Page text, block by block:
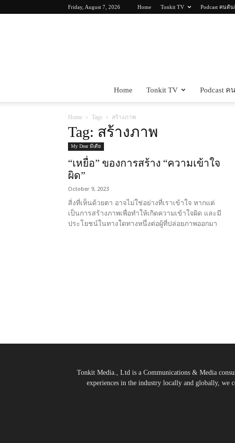
Friday, August 7, 2026 Home Tonkit TV Podcast คนต้
Home Tonkit TV Podcast
Home Tags สร้างภาพ
Tag: สร้างภาพ
My Dear มีเดีย
“เหยื่อ” ของการสร้าง “ความเข้าใจ
ผิด”
October 9, 2023
สิ่งที่เห็นด้วยตา อาจไม่ใช่อย่างที่เราเข้าใจ หากแต่
เป็นการสร้างภาพเพื่อทำให้เกิดความเข้าใจผิด และมี
ประโยชน์ในทางใดทางหนึ่งต่อผู้ที่ปล่อยภาพออกมา
Tonkit Media., Ltd is a Communications & Media
experiences in the industry locally and globally, we